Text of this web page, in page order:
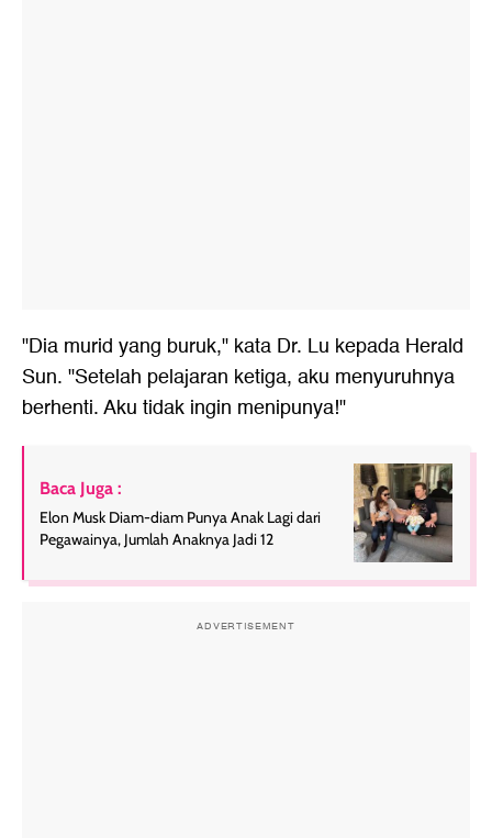
"Dia murid yang buruk," kata Dr. Lu kepada Herald
Sun. "Setelah pelajaran ketiga, aku menyuruhnya
berhenti. Aku tidak ingin menipunya!"
Baca Juga :
Elon Musk Diam-diam Punya Anak Lagi dari
Pegawainya, Jumlah Anaknya Jadi 12
ADVERTISEMENT